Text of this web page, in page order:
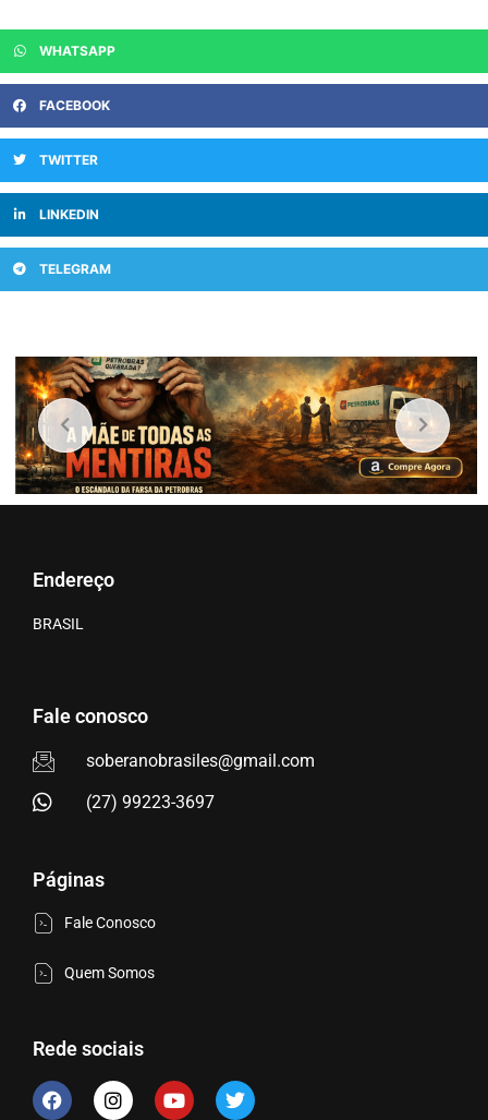
WHATSAPP
FACEBOOK
TWITTER
LINKEDIN
TELEGRAM
Endereço
BRASIL
Fale conosco
soberanobrasiles@gmail.com
(27) 99223-3697
Páginas
Fale Conosco
Quem Somos
Rede sociais